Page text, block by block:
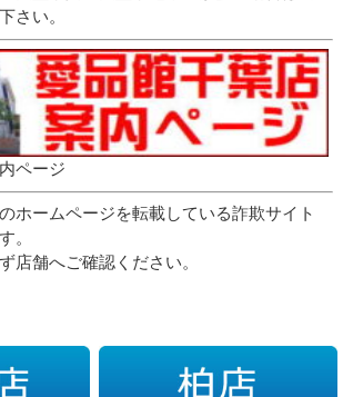
さい。
ページ
ホームページを転載している詐欺サイト
。
店舗へご確認ください。